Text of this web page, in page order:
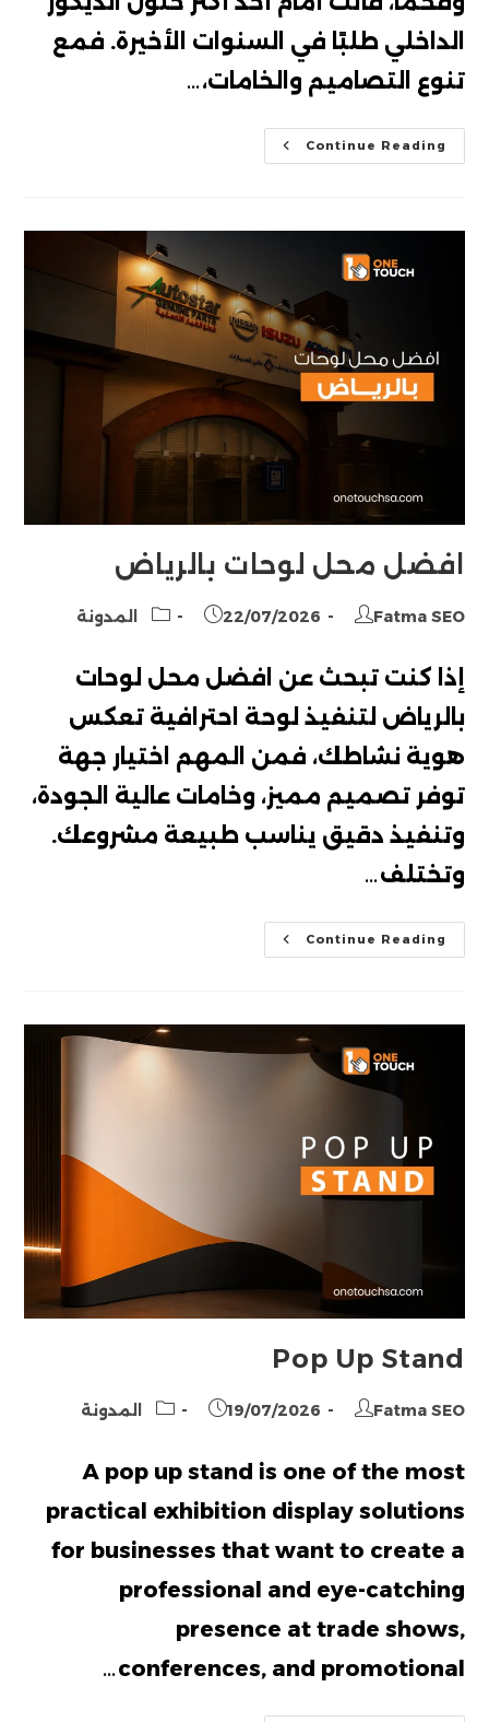
الداخلي طلبًا في السنوات الأخيرة. فمع
تنوع التصاميم والخامات،…
Continue Reading ورق
جدران
افضل محل لوحات بالرياض
Post
Fatma SEO
Post
22/07/2026
Post المدونة
إذا كنت تبحث عن افضل محل لوحات
بالرياض لتنفيذ لوحة احترافية تعكس
هوية نشاطك، فمن المهم اختيار جهة
توفر تصميم مميز، وخامات عالية الجودة،
وتنفيذ دقيق يناسب طبيعة مشروعك.
وتختلف…
Continue Reading افضل
محل
Pop Up Stand
Post
Fatma SEO
Post
19/07/2026
Post المدونة
A pop up stand is one of the most
practical exhibition display solutions
for businesses that want to create a
professional and eye-catching
presence at trade shows,
conferences, and promotional…